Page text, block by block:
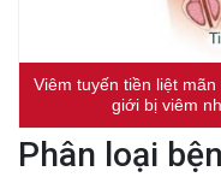
Viêm tuyến tiền liệt
giới bị viêm
Phân loại